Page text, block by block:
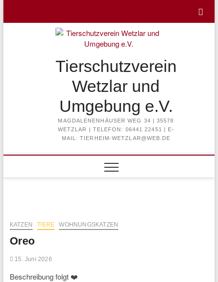
content
Tierschutzverein
Wetzlar und
Umgebung e.V.
MAGDALENENHÄUSER WEG 34 | 35578
WETZLAR | TELEFON: 06441 22451 | E-
MAIL: TIERHEIM-WETZLAR@WEB.DE
KATZEN TIERE WOHNUNGSKATZEN
Oreo
15. Juni 2026
Beschreibung folgt ❤️